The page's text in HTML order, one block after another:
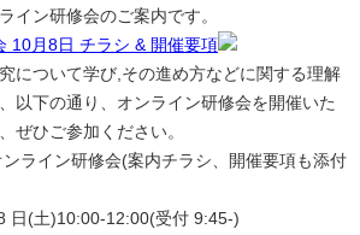
イン研修会のご案内です。
10月8日 チラシ & 開催要項
について学び,その進め方などに関する理解
以下の通り、オンライン研修会を開催いた
ぜひご参加ください。
ライン研修会(案内チラシ、開催要項も添付
日(土)10:00-12:00(受付 9:45‐)